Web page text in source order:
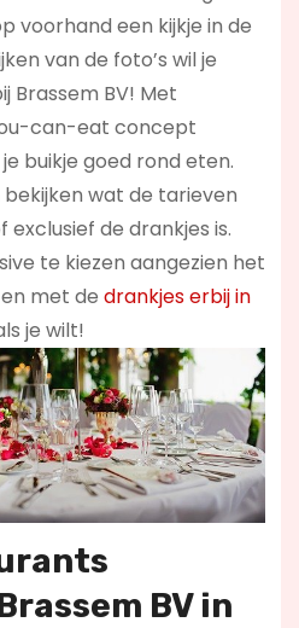
voorhand een kijkje in de
van de foto’s wil je
Brassem BV! Met
can-eat concept
buikje goed rond eten.
wat de tarieven
exclusief de drankjes is.
te kiezen aangezien het
met de drankjes erbij in
je wilt!
BV in